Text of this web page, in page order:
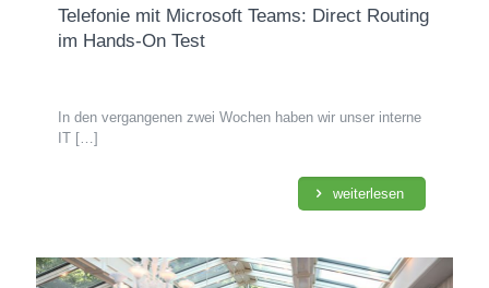
Telefonie mit Microsoft Teams: Direct Routing
im Hands-On Test
In den vergangenen zwei Wochen haben wir unser interne
IT […]
weiterlesen